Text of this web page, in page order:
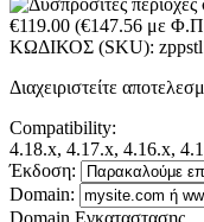
€119.00 (€147.56 με
ΚΩΔΙΚΟΣ (SKU):
Διαχειριστείτε
Compatibility:
4.18.x, 4.17.x, 4.16.x,
Έκδοση:
Domain:
Domain Εγκαταστασης